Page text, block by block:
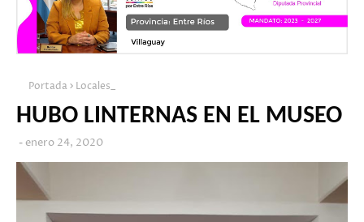
Portada Locales_
HUBO LINTERNAS EN EL MUSEO
enero 24, 2020